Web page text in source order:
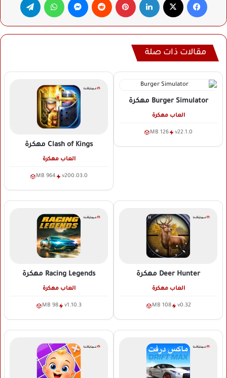
مقالات ذات صلة
Burger Simulator مهكرة
العاب مهكرة
v22.1.0
126 MB
Clash of Kings مهكرة
العاب مهكرة
v200.03.0
964 MB
Deer Hunter مهكرة
العاب مهكرة
v0.32
108 MB
Racing Legends مهكرة
العاب مهكرة
v1.10.3
98 MB